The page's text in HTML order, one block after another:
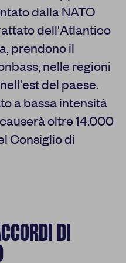
dalla NATO
dell'Atlantico
prendono il
nelle regioni
del paese.
a bassa intensità
oltre 14.000
Consiglio di
DI